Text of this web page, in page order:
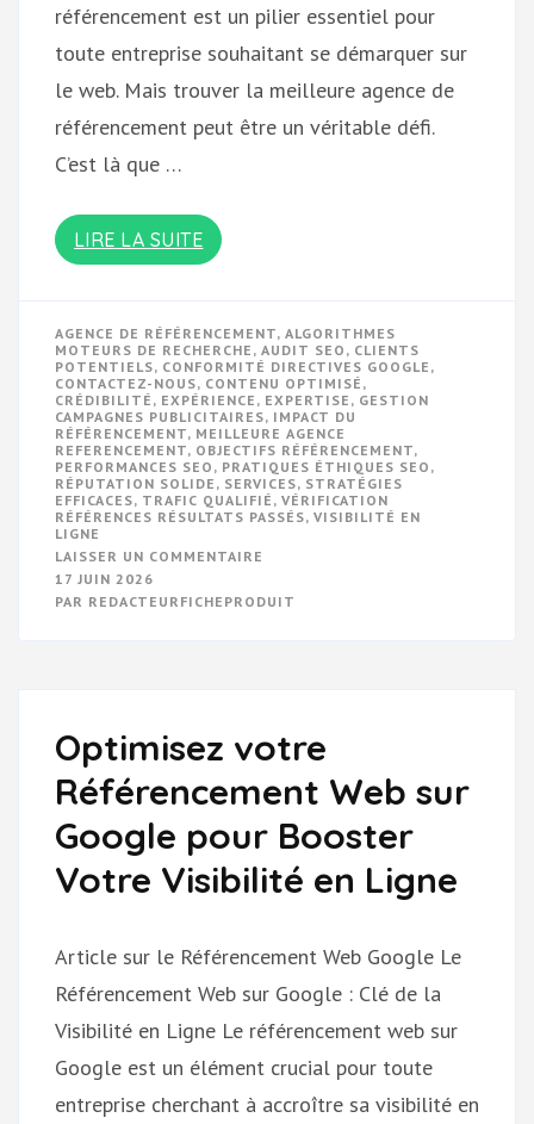
référencement est un pilier essentiel pour
toute entreprise souhaitant se démarquer sur
le web. Mais trouver la meilleure agence de
référencement peut être un véritable défi.
C’est là que …
LIRE LA SUITE
AGENCE DE RÉFÉRENCEMENT, ALGORITHMES
MOTEURS DE RECHERCHE , AUDIT SEO , CLIENTS
POTENTIELS, CONFORMITÉ DIRECTIVES GOOGLE ,
CONTACTEZ-NOUS, CONTENU OPTIMISÉ ,
CRÉDIBILITÉ , EXPÉRIENCE , EXPERTISE , GESTION
CAMPAGNES PUBLICITAIRES, IMPACT DU
RÉFÉRENCEMENT, MEILLEURE AGENCE
REFERENCEMENT, OBJECTIFS RÉFÉRENCEMENT,
PERFORMANCES SEO , PRATIQUES ÉTHIQUES SEO ,
RÉPUTATION SOLIDE , SERVICES, STRATÉGIES
EFFICACES, TRAFIC QUALIFIÉ , VÉRIFICATION
RÉFÉRENCES RÉSULTATS PASSÉS, VISIBILITÉ EN
LIGNE
LAISSER UN COMMENTAIRE
MEILLEURE
LIGNE
17 JUIN 2026
PAR REDACTEURFICHEPRODUIT
Optimisez votre
Référencement Web sur
Google pour Booster
Votre Visibilité en Ligne
Article sur le Référencement Web Google Le
Référencement Web sur Google : Clé de la
Visibilité en Ligne Le référencement web sur
Google est un élément crucial pour toute
entreprise cherchant à accroître sa visibilité en